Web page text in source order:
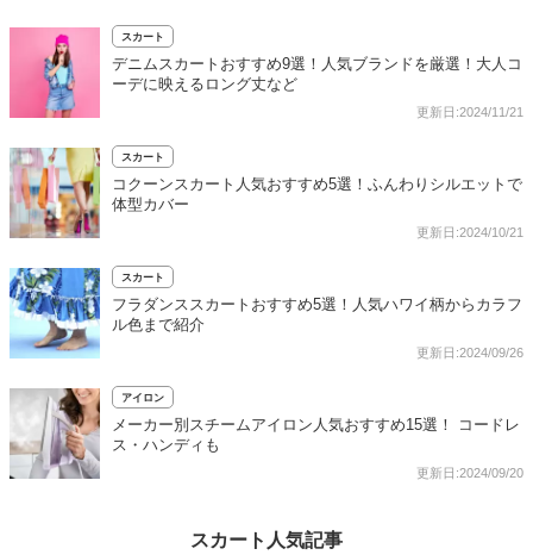
スカート
デニムスカートおすすめ9選！人気ブランドを厳選！大人コ
ーデに映えるロング丈など
更新日:2024/11/21
スカート
コクーンスカート人気おすすめ5選！ふんわりシルエットで
体型カバー
更新日:2024/10/21
スカート
フラダンススカートおすすめ5選！人気ハワイ柄からカラフ
ル色まで紹介
更新日:2024/09/26
アイロン
メーカー別スチームアイロン人気おすすめ15選！ コードレ
ス・ハンディも
更新日:2024/09/20
スカート人気記事